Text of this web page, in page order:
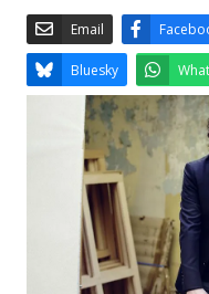
Email
Bluesky